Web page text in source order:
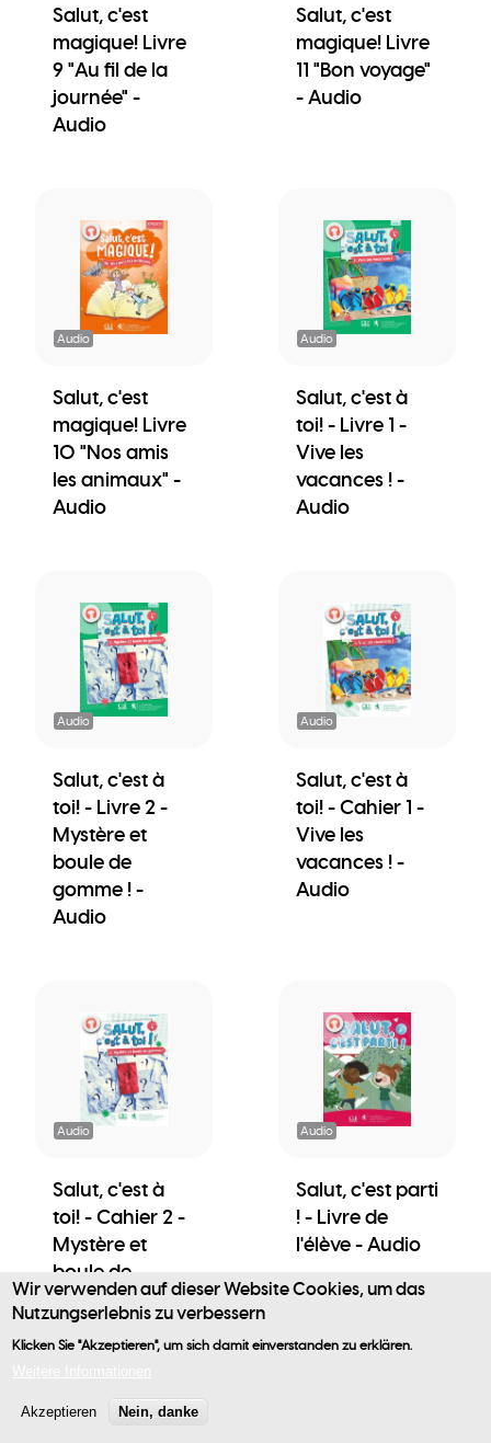
Benutzermenü
Salut, c'est
magique! Livre
9 "Au fil de la
journée" -
Audio
Salut, c'est
magique! Livre
11 "Bon voyage"
- Audio
Audio
Salut, c'est
magique! Livre
10 "Nos amis
les animaux" -
Audio
Audio
Salut, c'est à
toi! - Livre 1 -
Vive les
vacances ! -
Audio
Audio
Salut, c'est à
toi! - Livre 2 -
Mystère et
boule de
gomme ! -
Audio
Audio
Salut, c'est à
toi! - Cahier 1 -
Vive les
vacances ! -
Audio
Audio
Salut, c'est à
toi! - Cahier 2 -
Mystère et
boule de
gomme ! -
Audio
Audio
Salut, c'est parti
! - Livre de
l'élève - Audio
Wir verwenden auf dieser Website Cookies, um das
Nutzungserlebnis zu verbessern
Klicken Sie "Akzeptieren", um sich damit einverstanden zu erklären.
Akzeptieren Nein, danke